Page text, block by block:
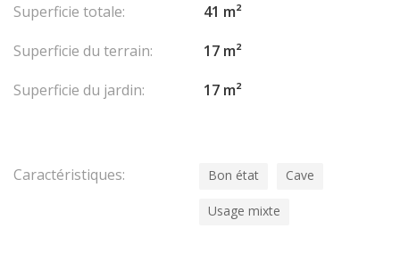
Superficie totale:
41 m²
Superficie du terrain:
17 m²
Superficie du jardin:
17 m²
Caractéristiques: Bon état Cave
Usage mixte